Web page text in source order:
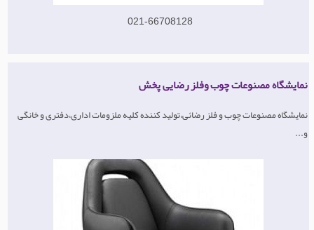
021-66708128
نمایشگاه مصنوعات چوب وفلز رضایی پخش
نمایشگاه مصنوعات چوب و فلز رضائی،تولید کننده کلیه ملزومات اداری،دفتری و خانگی
و...